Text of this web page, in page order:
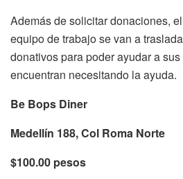
Además de solicitar donaciones,
equipo de trabajo se van a
donativos para poder ayudar a
encuentran necesitando la ayuda.
Be Bops Diner
Medellín 188, Col Roma Norte
$100.00 pesos